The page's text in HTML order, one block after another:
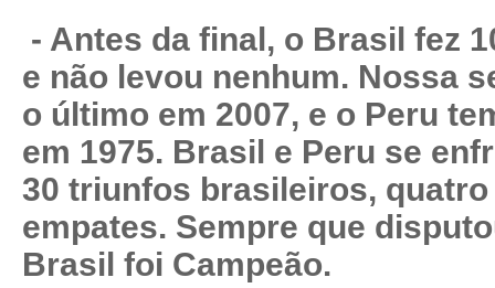
- Antes da final, o Brasil fez
e não levou nenhum. Nossa
o último em 2007, e o Peru
em 1975. Brasil e Peru se
30 triunfos brasileiros,
empates. Sempre que
Brasil foi Campeão.